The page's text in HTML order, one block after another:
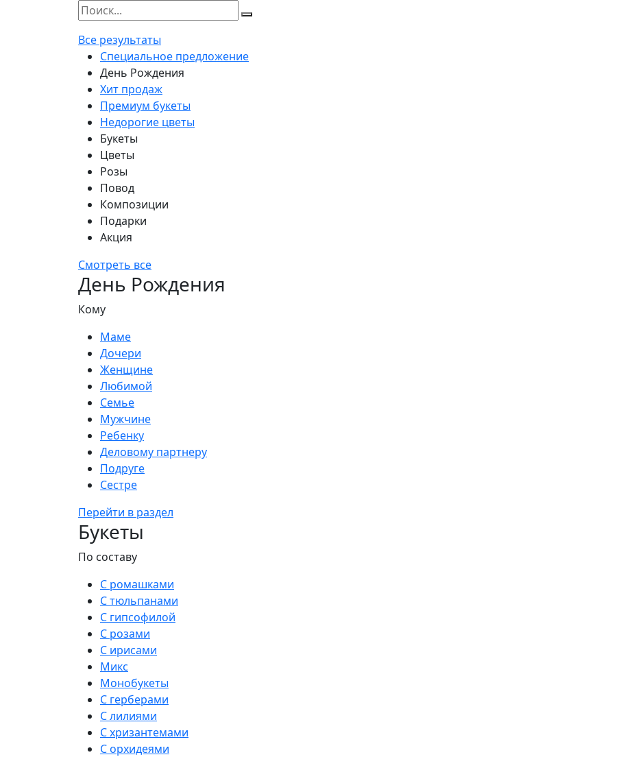
Все результаты
Специальное предложение
День Рождения
Хит продаж
Премиум букеты
Недорогие цветы
Букеты
Цветы
Розы
Повод
Композиции
Подарки
Акция
Смотреть все
День Рождения
Кому
Маме
Дочери
Женщине
Любимой
Семье
Мужчине
Ребенку
Деловому партнеру
Подруге
Сестре
Перейти в раздел
Букеты
По составу
С ромашками
С тюльпанами
С гипсофилой
С розами
С ирисами
Микс
Монобукеты
С герберами
С лилиями
С хризантемами
С орхидеями